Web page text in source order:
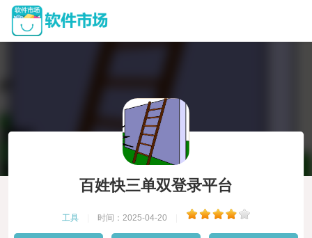
百姓快三单双登录平台
工具 时间：2025-04-20